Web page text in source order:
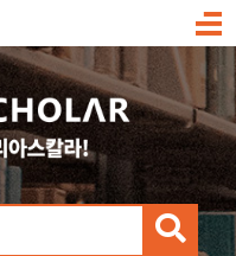
메
검